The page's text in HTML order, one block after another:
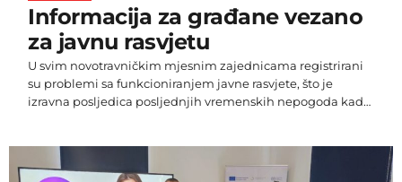
Informacija za građane vezano
za javnu rasvjetu
U svim novotravničkim mjesnim zajednicama registrirani
su problemi sa funkcioniranjem javne rasvjete, što je
izravna posljedica posljednjih vremenskih nepogoda kada
Kako obnova sustava javne rasvjete iziskuje veća
financijska sredstva Općina Novi Travnik žurno je